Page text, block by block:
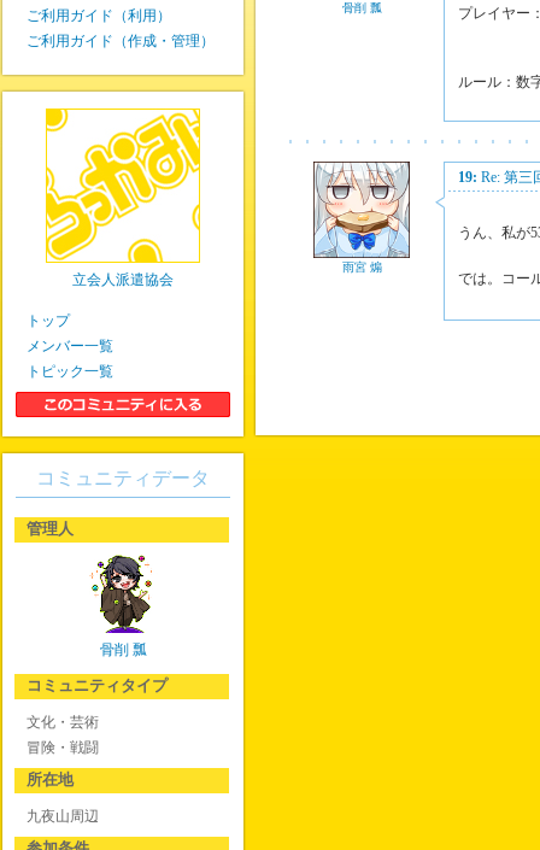
骨削 瓢
プレイヤー
ルール：数
雨宮 煽
19: Re: 第三
うん、私が
では。コー
ご利用ガイド（利用）
ご利用ガイド（作成・管理）
立会人派遣協会
トップ
メンバー一覧
トピック一覧
コミュニティデータ
管理人
骨削 瓢
コミュニティタイプ
文化・芸術
冒険・戦闘
所在地
九夜山周辺